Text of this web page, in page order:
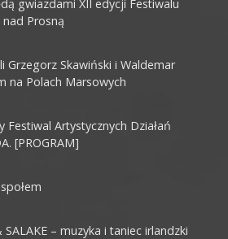
gwiazdami XII edycji Festiwalu
Prosną
Grzegorz Skawiński i Waldemar
na Polach Marsowych
Festiwal Artystycznych Działań
[PROGRAM]
SALAKE – muzyka i taniec irlandzki